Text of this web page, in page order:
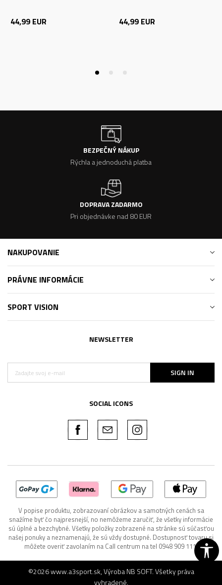
44,99 EUR 44,99 EUR
BEZPEČNÝ NÁKUP
Rýchla a jednoduchá platba
DOPRAVA ZADARMO
Pri objednávke nad 80 EUR
NAKUPOVANIE
PRÁVNE INFORMÁCIE
SPORT VISION
NEWSLETTER
SIGN IN
SOCIAL ICONS
V popise produktu, zobrazovaní obrázkov a samotných cenách sa
snažíme byť čo najpresnejší, no nemôžeme zaručiť, že všetky informácie
sú úplné a bezchybné. Všetky položky zobrazené na stránke sú súčasťou
našej ponuky a neznamenajú, že sú vždy dostupné. Dostupnosť tovaru si
môžete overiť zavolaním na Call centrum na tel 0948 909 111.
©2026www.a3sport.sk, VýrobaNB SOFT. Všetky práva
vyhradené.